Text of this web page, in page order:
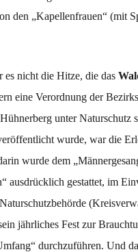
den „Kapellenfrauen“ (mit
es nicht die Hitze, die das
eine Verordnung der
unter Naturschutz
wurde, war die
wurde dem
ausdrücklich gestattet, im
jährliches Fest zur
durchzuführen. Und